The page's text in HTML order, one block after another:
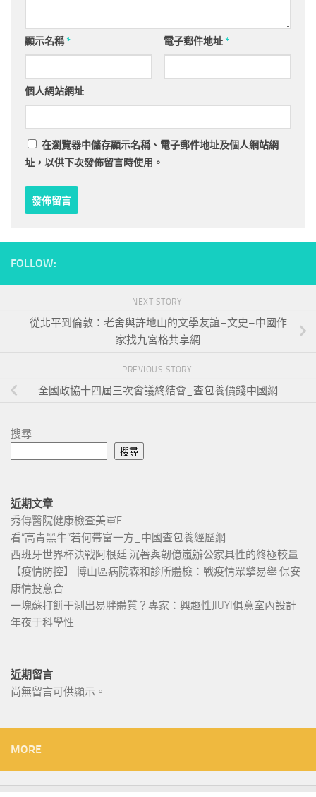
顯示名稱* 電子郵件地址*
個人網站網址
在瀏覽器中儲存顯示名稱、電子郵件地址及個人網站網
址，以供下次發佈留言時使用。
FOLLOW:
NEXT STORY
從北平到倫敦：老舍與許地山的文學友誼–文史–中國作
家找九宮格共享網
PREVIOUS STORY
全國政協十四屆三次會議終結會_查包養價錢中國網
搜尋
搜尋
近期文章
秀傳醫院健康檢查美軍F
看“高青黑牛”若何帶富一方_中國查包養經歷網
西班牙世界杯決戰阿根廷 沉著與韌億嵐辦公家具性的終極較量
【疫情防控】 博山區病院森和診所體檢：戰疫情眾擎易舉 保安
康情投意合
一塊蘇打餅干測出易胖體質？專家：興趣性JIUYI俱意室內設計
年夜于科學性
近期留言
尚無留言可供顯示。
MORE